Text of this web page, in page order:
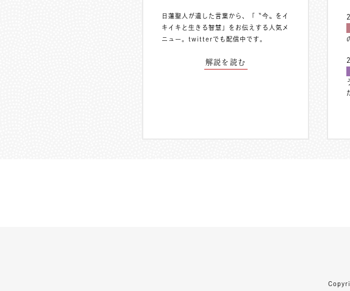
日蓮聖人が遺した言葉から、「〝今〟をイ
キイキと生きる智慧」をお伝えする人気メ
ニュー。 twitterでも配信中 です。
解説を読む